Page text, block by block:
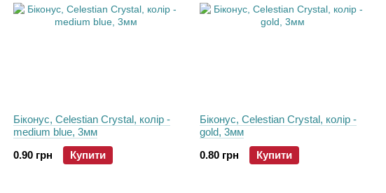
Біконус, Celestian Crystal, колір -
medium blue, 3мм
0.90 грн
Купити
Біконус, Celestian Crystal, колір -
gold, 3мм
0.80 грн
Купити